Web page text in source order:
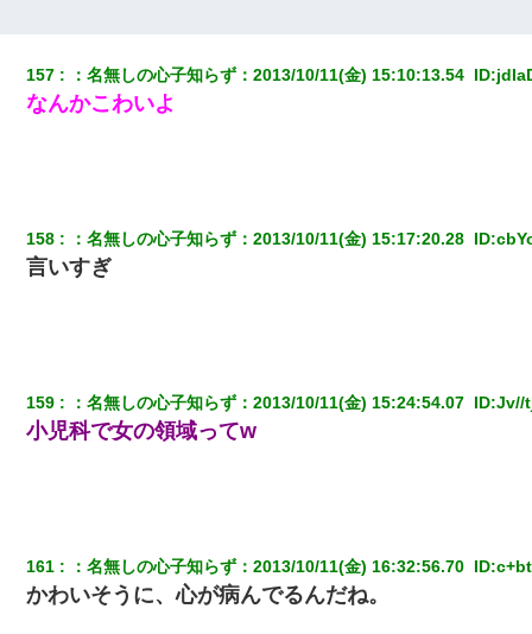
【衝撃】婚約者「兄と結婚はするけど嫁入りするわけじゃない。
お互い干渉はしないようにしましょう」→ その後に結納金の話を
したので、母が・・・
私「結婚やめるわ」 婚約者「え？なんでなんで？」 → 放置した
結果…｜生活｜ワロタあんてな
【唖然】帰宅したら旦那のスポーツカーが消えていた。警察『目
立つし、すぐ見つかるかもしれません』→ 数時間後・・警察『××
夫に癌の余命宣告。その闘病中に長女から信じられない言葉を受
けた
157 ：名無しの心子知らず ：2013/10/11(金) 15:10:13.54 ID:
なんかこわいよ
158 ：名無しの心子知らず ：2013/10/11(金) 15:17:20.28 ID:
言いすぎ
159 ：名無しの心子知らず ：2013/10/11(金) 15:24:54.07 ID:Jv//
小児科で女の領域ってw
161 ：名無しの心子知らず ：2013/10/11(金) 16:32:56.70 ID:
かわいそうに、心が病んでるんだね。